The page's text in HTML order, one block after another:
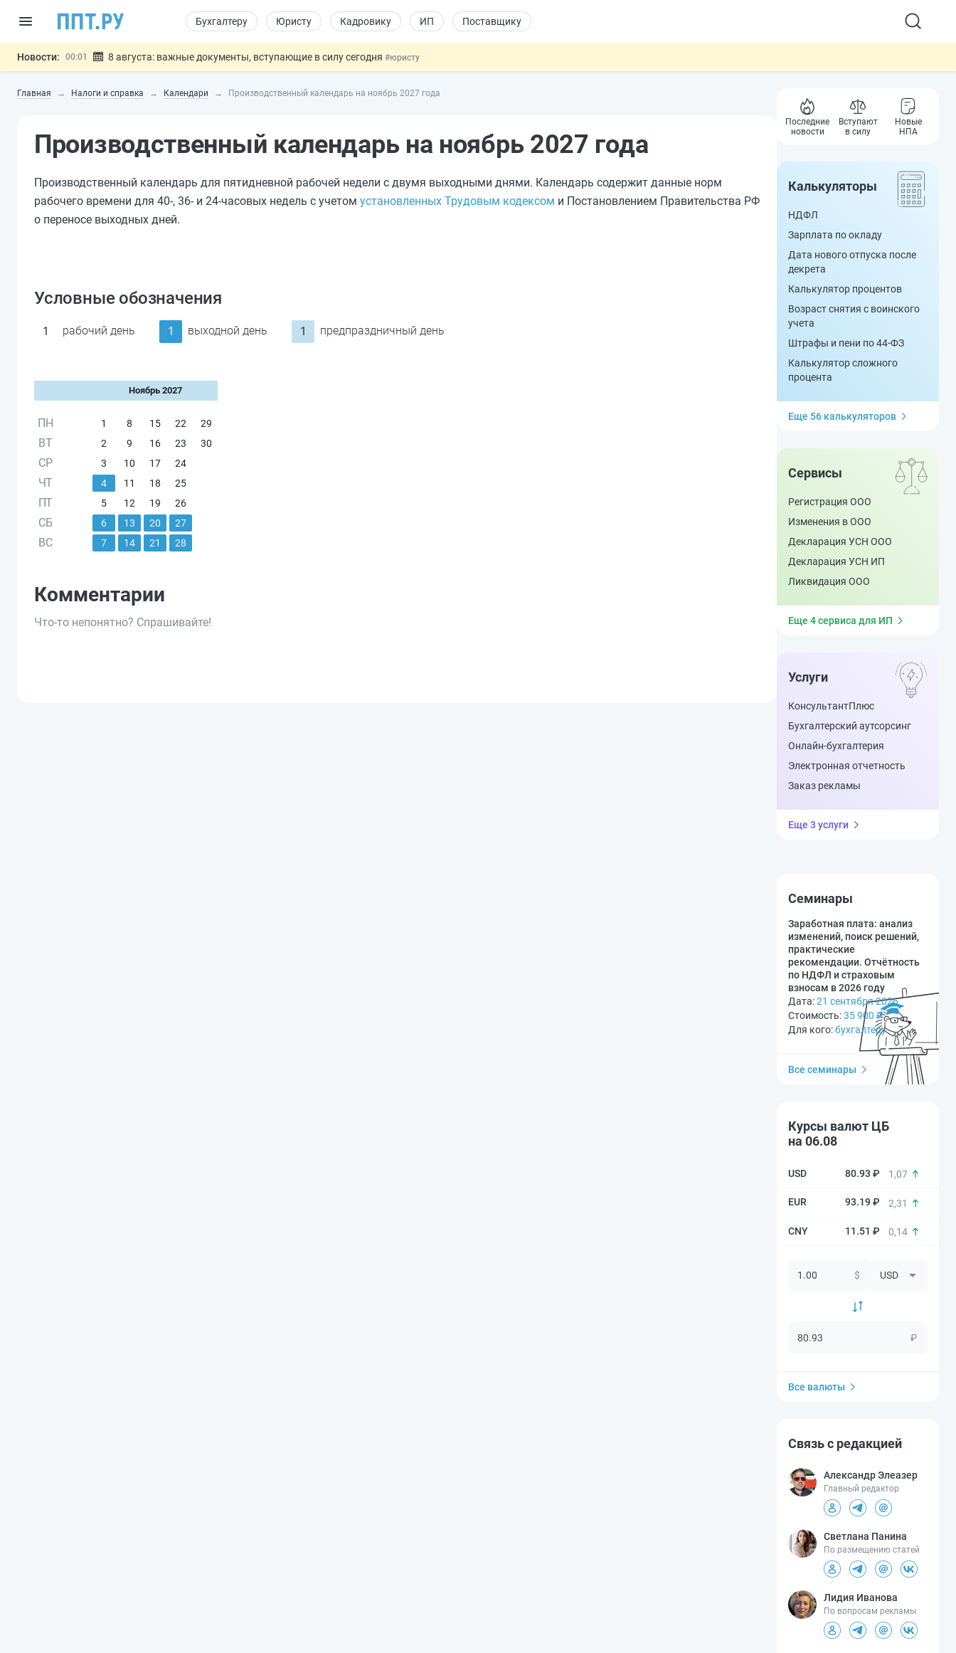
Бухгалтеру Юристу Кадровику ИП Поставщику
Новости: 00:01 8 августа: важные документы, вступающие в силу сегодня #юристу
07.08 Дистанционную работу беременных пропишут в ТК РФ #кадровику
Разработают единые критерии трудовых и ГПХ-отношений #кадровику
Главная Налоги и справка Календари Производственный календарь на ноябрь 2027 года
Производственный календарь на ноябрь 2027 года
Производственный календарь для пятидневной рабочей недели с двумя выходными днями. Календарь содержит данные норм
рабочего времени для 40-, 36- и 24-часовых недель с учетом установленных Трудовым кодексом и Постановлением Правительства РФ
о переносе выходных дней.
Условные обозначения
1 рабочий день 1 выходной день 1 предпраздничный день
ПН
ВТ
СР
ЧТ
ПТ
СБ
ВС
Ноябрь 2027
1
2
3
4
5
6
7
8
9
10
11
12
13
14
15
16
17
18
19
20
21
22
23
24
25
26
27
28
29
30
Комментарии
Что-то непонятно? Спрашивайте!
Последние
новости
Вступают
в силу
Новые
НПА
Калькуляторы
НДФЛ
Зарплата по окладу
Дата нового отпуска после
декрета
Калькулятор процентов
Возраст снятия с воинского
учета
Штрафы и пени по 44-ФЗ
Калькулятор сложного
процента
Еще 56 калькуляторов
Сервисы
Регистрация ООО
Изменения в ООО
Декларация УСН ООО
Декларация УСН ИП
Ликвидация ООО
Еще 4 сервиса для ИП
Услуги
КонсультантПлюс
Бухгалтерский аутсорсинг
Онлайн-бухгалтерия
Электронная отчетность
Заказ рекламы
Еще 3 услуги
Семинары
Заработная плата: анализ
изменений, поиск решений,
практические
рекомендации. Отчётность
по НДФЛ и страховым
взносам в 2026 году
Дата:21 сентября 2026
Стоимость:35 900 ₽
Для кого:бухгалтеру
Все семинары
Курсы валют ЦБ
на 06.08
80.93 ₽ 1,07
93.19 ₽ 2,31
11.51 ₽ 0,14
$
₽
Все валюты
Связь с редакцией
Александр Элеазер
Главный редактор
Светлана Панина
По размещению статей
Лидия Иванова
По вопросам рекламы